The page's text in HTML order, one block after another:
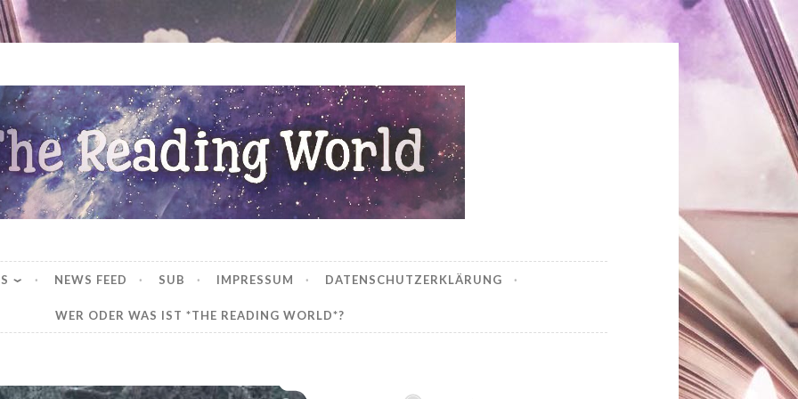
World
NEWS FEED SUB IMPRESSUM DATENSCHUTZERKLÄRUNG
WER ODER WAS IST *THE READING WORLD*?
*Rezension* -> Die Grimm-Chroniken – Der Märchenschreiber (22) von Maya Shepherd